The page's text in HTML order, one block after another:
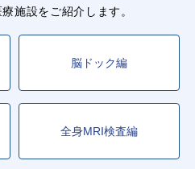
施設をご紹介します。
脳ドック編
全身MRI検査編